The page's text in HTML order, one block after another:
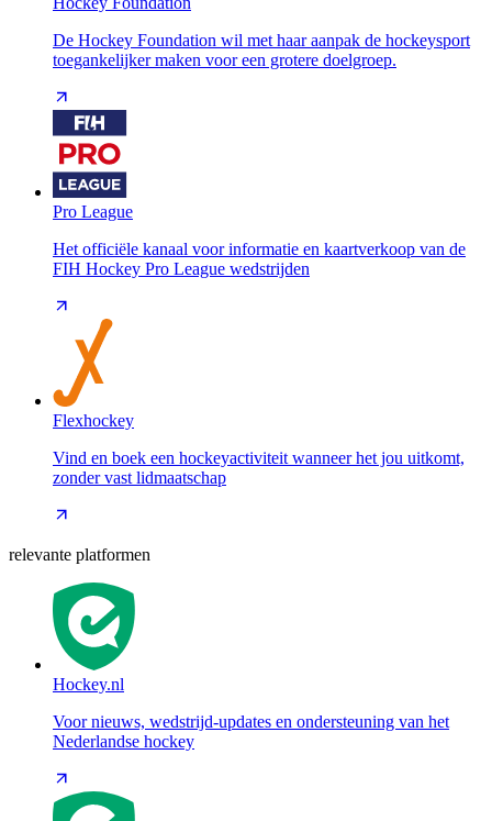
De Hockey Foundation wil met haar aanpak de hockeysport
toegankelijker maken voor een grotere doelgroep.
Pro League
Het officiële kanaal voor informatie en kaartverkoop van de
FIH Hockey Pro League wedstrijden
Flexhockey
Vind en boek een hockeyactiviteit wanneer het jou uitkomt,
zonder vast lidmaatschap
relevante platformen
Hockey.nl
Voor nieuws, wedstrijd-updates en ondersteuning van het
Nederlandse hockey